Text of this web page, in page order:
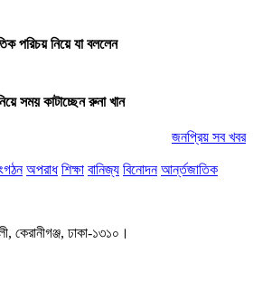
পরিচয় নিয়ে যা বললেন
সময় কাটাচ্ছেন রুনা খান
জনপ্রিয় সব খবর
অপরাধ শিক্ষা বানিজ্য বিনোদন আর্ন্তজাতিক
কেরানীগঞ্জ, ঢাকা-১৩১০।